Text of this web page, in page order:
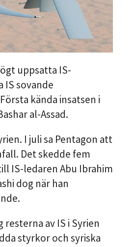
uppsatta IS-
sovande
kända insatsen i
al-Assad.
I juli sa Pentagon att
Det skedde fem
IS-ledaren Abu Ibrahim
dog när han
av IS i Syrien
styrkor och syriska